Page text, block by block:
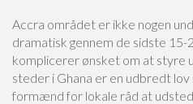
Accra området er ikke nogen
dramatisk gennem de sidste 15-
komplicerer ønsket om at styre
steder i Ghana er en udbredt
formænd for lokale råd at